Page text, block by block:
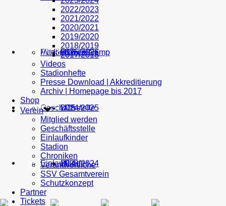
U16
U15
U14
Performance Camp
2025/2026
2024/2025
2023/2024
Mitglied werden
Geschäftsstelle
Einlaufkinder
PARTNER
TICKETS
NEWS
2022/2023
2021/2022
2020/2021
2019/2020
2018/2019
2017/2018
Videos
Stadionhefte
Presse Download | Akkreditierung
Archiv | Homepage bis 2017
Shop
Verein
Mitglied werden
Geschäftsstelle
Einlaufkinder
Stadion
Chroniken
Verantwortliche
SSV Gesamtverein
Schutzkonzept
Partner
Tickets